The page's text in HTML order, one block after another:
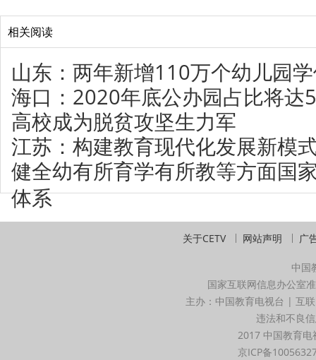
相关阅读
山东：两年新增110万个幼儿园
海口：2020年底公办园占比将达
高校成为脱贫攻坚生力军
江苏：构建教育现代化发展新模
健全幼有所育学有所教等方面国
体系
关于CETV 网站声明 广
中国
国家互联网信息办公室
主办：中国教育电视台 | 互
违法和不良
2017 中国教育
京ICP备